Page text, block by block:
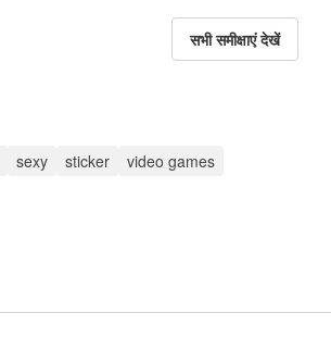
सभी समीक्षाएं देखें
sexy sticker video games